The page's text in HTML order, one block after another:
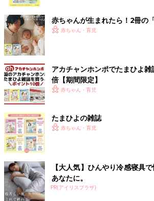
ケアホテル準備の第1歩として開いた親子イベントのママ
――そして2023年の11月に北海道初、ホテ
プランの実施につながったんですね。
高橋 初めての産後ケアホテル事業では2回
組のママと赤ちゃんにご利用いただきました
助産師が待機して、赤ちゃんを預かるための
木、助産師のスタッフが交代で、赤ちゃんの
え、寝かしつけ
ち込んだりしてましたね。
エステやマッサージなども有料で提供して、
「心に余裕ができた。また泊まりたいし、も
泊まれるように応援したい」と言っていただ
赤ちゃんが生まれたら！2冊の
赤ちゃん・育児
アカチャンホンポでたまひよ
倍【期間限定】
赤ちゃん・育児
たまひよの雑誌
赤ちゃん・育児
【大人気】ひんやり冷感寝具
あなたに。
PR(アイリスプラザ)